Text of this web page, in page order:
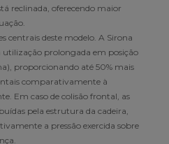
reclinada, oferecendo maior
centrais deste modelo. A Sirona
utilização prolongada em posição
proporcionando até 50% mais
comparativamente à
Em caso de colisão frontal, as
pela estrutura da cadeira,
a pressão exercida sobre